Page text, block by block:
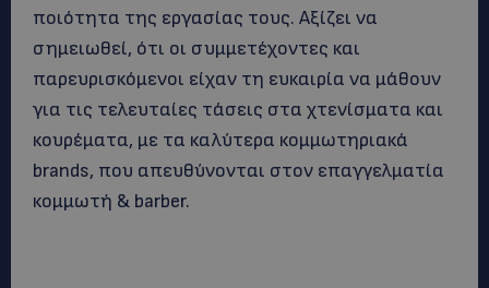
ποιότητα της εργασίας τους. Αξίζει να
σημειωθεί, ότι οι συμμετέχοντες και
παρευρισκόμενοι είχαν τη ευκαιρία να μάθουν
για τις τελευταίες τάσεις στα χτενίσματα και
κουρέματα, με τα καλύτερα κομμωτηριακά
brands, που απευθύνονται στον επαγγελματία
κομμωτή & barber.